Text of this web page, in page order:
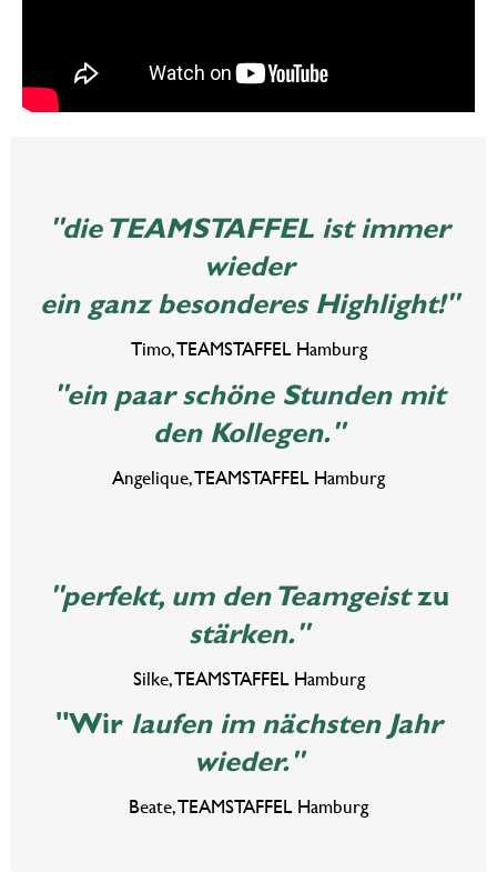
"die TEAMSTAFFEL ist immer
wieder
ein ganz besonderes Highlight!"
Timo, TEAMSTAFFEL Hamburg
"ein paar schöne Stunden mit
den Kollegen."
Angelique, TEAMSTAFFEL Hamburg
"perfekt, um den Teamgeistzu
stärken."
Silke, TEAMSTAFFEL Hamburg
"Wir laufen im nächsten Jahr
wieder."
Beate, TEAMSTAFFEL Hamburg